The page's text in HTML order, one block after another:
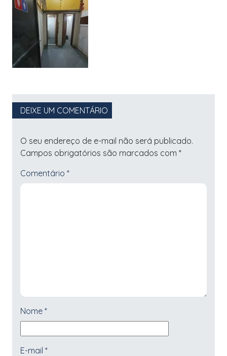
DEIXE UM COMENTÁRIO
O seu endereço de e-mail não será publicado.
Campos obrigatórios são marcados com *
Comentário *
Nome *
E-mail *